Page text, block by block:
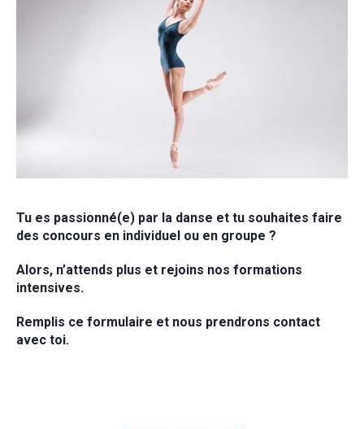
Tu es passionné(e) par la danse et tu souhaites faire
des concours en individuel ou en groupe ?
Alors, n’attends plus et rejoins nos formations
intensives.
Remplis ce formulaire et nous prendrons contact
avec toi.